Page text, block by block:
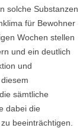
solche Substanzen
für Bewohner
Wochen stellen
und ein deutlich
und
sämtliche
dabei die
beeinträchtigen.